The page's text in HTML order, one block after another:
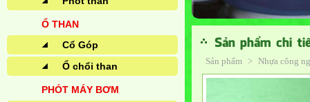
Ổ THAN
Cổ Góp
Ổ chổi than
PHÓT MÁY BƠM
Sản phẩm chi
Sản phẩm > Nhựa công